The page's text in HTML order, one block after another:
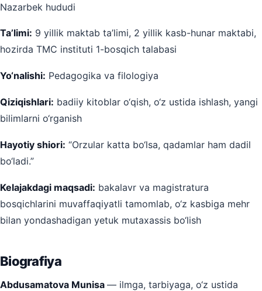
Nazarbek hududi
Ta’limi: 9 yillik maktab ta’limi, 2 yillik kasb-hunar maktabi,
hozirda TMC instituti 1-bosqich talabasi
Yo‘nalishi: Pedagogika va filologiya
Qiziqishlari: badiiy kitoblar o‘qish, o‘z ustida ishlash, yangi
bilimlarni o‘rganish
Hayotiy shiori: “Orzular katta bo‘lsa, qadamlar ham dadil
bo‘ladi.”
Kelajakdagi maqsadi: bakalavr va magistratura
bosqichlarini muvaffaqiyatli tamomlab, o‘z kasbiga mehr
bilan yondashadigan yetuk mutaxassis bo‘lish
Biografiya
Abdusamatova Munisa — ilmga, tarbiyaga, o‘z ustida